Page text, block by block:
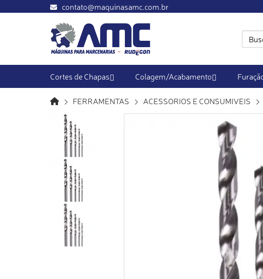
contato@maquinasamc.com.br
Cortes de Chapas Colagem/Acabamento
FERRAMENTAS ACESSORIOS E CONSUMIVEIS